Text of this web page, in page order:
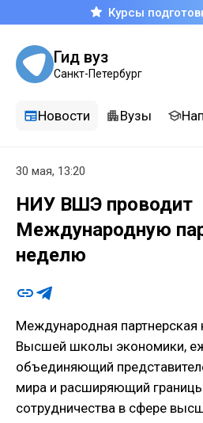
Курсы
Гид вуз
Санкт-Петербург
Новости Вузы
30 мая, 13:20
НИУ ВШЭ проводит
Международную
неделю
Международная партнерская
Высшей школы экономики,
объединяющий
мира и расширяющий
сотрудничества в сфере